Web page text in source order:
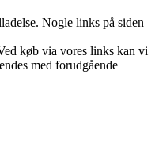
Nogle links på siden
køb via vores links kan vi
med forudgående